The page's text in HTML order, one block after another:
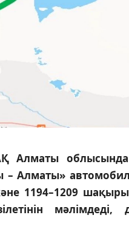
Алматы
– Алматы»
1194–1209
мәлімдеді,